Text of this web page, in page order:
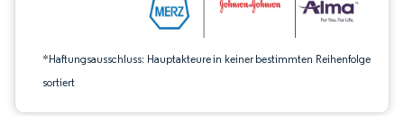
*Haftungsausschluss: Hauptakteure in keiner bestimmten Reihenfolge
sortiert